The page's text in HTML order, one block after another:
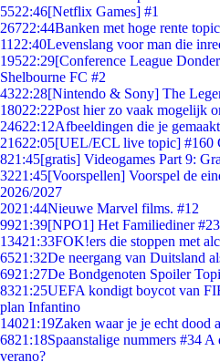
5522:46[Netflix Games] #1
26722:44Banken met hoge rente
11 22:40Levenslang voor man die
19522:29[Conference League
Shelbourne FC #2
4322:28[Nintendo & Sony] The
18022:22Post hier zo vaak mogelijk
24622:12Afbeeldingen die je
21622:05[UEL/ECL live topic]
821:45[gratis] Videogames Part 9:
3221:45[Voorspellen] Voorspel de
2026/2027
2021:44Nieuwe Marvel films. #12
9921:39[NPO1] Het Familiediner
13421:33FOK!ers die stoppen met
6521:32De neergang van Duitsland
6921:27De Bondgenoten Spoiler
8321:25UEFA kondigt boycot van
plan Infantino
14021:19Zaken waar je je echt dood
6821:18Spaanstalige nummers #34
verano?